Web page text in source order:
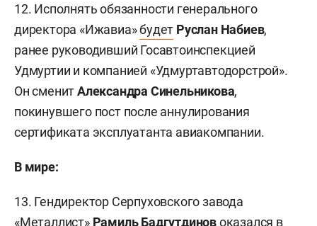
12. Исполнять обязанности генерального
директора «Ижавиа»будет Руслан Набиев,
ранее руководивший Госавтоинспекцией
Удмуртии и компанией «Удмуртавтодорстрой».
Он сменитАлександра Синельникова,
покинувшего пост после аннулирования
сертификата эксплуатанта авиакомпании.
В мире:
13. Гендиректор Серпуховского завода
«Металлист» Рамиль Бадгутдиновоказался в